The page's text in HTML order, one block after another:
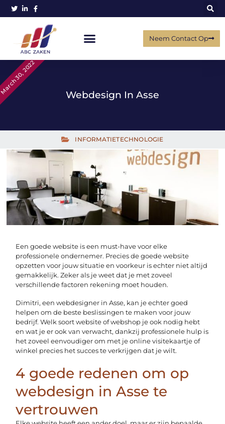
Neem Contact Op
Webdesign In Asse
30, 2022
INFORMATIETECHNOLOGIE
Een goede website is een must-have voor elke
professionele ondernemer. Precies de goede website
opzetten voor jouw situatie en voorkeur is echter niet altijd
gemakkelijk. Zeker als je weet dat je met zoveel
verschillende factoren rekening moet houden.
Dimitri, een webdesigner in Asse, kan je echter goed
helpen om de beste beslissingen te maken voor jouw
bedrijf. Welk soort website of webshop je ook nodig hebt
en wat je er ook van verwacht, dankzij professionele hulp is
het zoveel eenvoudiger om met je online visitekaartje of
winkel precies het succes te verkrijgen dat je wilt.
4 goede redenen om op
webdesign in Asse te
vertrouwen